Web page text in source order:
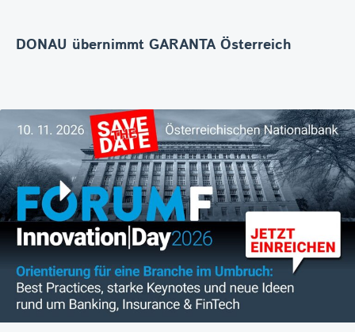
DONAU übernimmt GARANTA Österreich